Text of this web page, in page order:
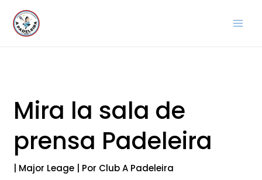
contenido
Mira la sala de
prensa Padeleira
| Major Leage | Por Club A Padeleira